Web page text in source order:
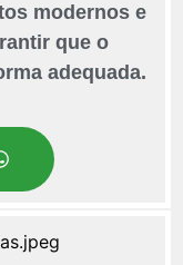
modernos e
que o
adequada.